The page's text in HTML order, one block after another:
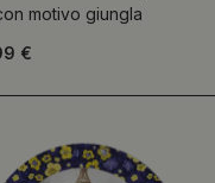
motivo giungla
€